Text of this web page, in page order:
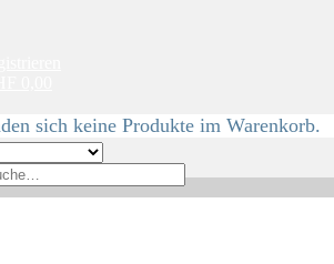
sich keine Produkte im Warenkorb.